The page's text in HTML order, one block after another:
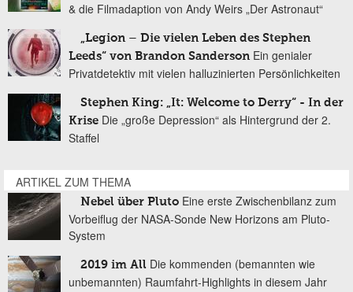
& die Filmadaption von Andy Weirs „Der Astronaut“
„Legion – Die vielen Leben des Stephen
Leeds“ von Brandon Sanderson Ein genialer
Privatdetektiv mit vielen halluzinierten Persönlichkeiten
Stephen King: „It: Welcome to Derry“ - In der
Krise Die „große Depression“ als Hintergrund der 2.
Staffel
ARTIKEL ZUM THEMA
Nebel über Pluto Eine erste Zwischenbilanz zum
Vorbeiflug der NASA-Sonde New Horizons am Pluto-
System
2019 im All Die kommenden (bemannten wie
unbemannten) Raumfahrt-Highlights in diesem Jahr